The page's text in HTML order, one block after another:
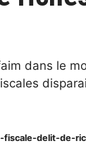
dans le
fiscale-delit-de-